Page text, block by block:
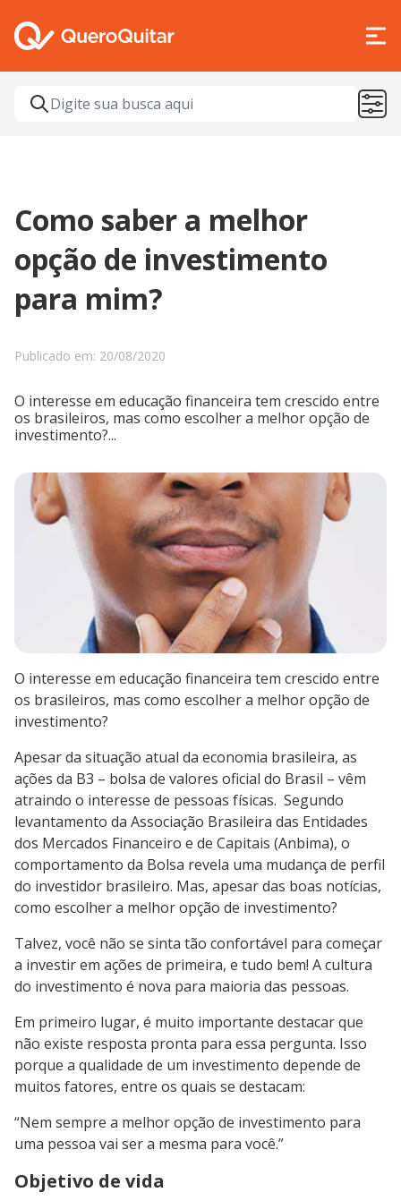
Como saber a melhor
opção de investimento
para mim?
Publicado em: 20/08/2020
O interesse em educação financeira tem crescido entre
os brasileiros, mas como escolher a melhor opção de
investimento?...
O interesse em educação financeira tem crescido entre
os brasileiros, mas como escolher a melhor opção de
investimento?
Apesar da situação atual da economia brasileira, as
ações da B3 – bolsa de valores oficial do Brasil – vêm
atraindo o interesse de pessoas físicas. Segundo
levantamento da Associação Brasileira das Entidades
dos Mercados Financeiro e de Capitais (Anbima), o
comportamento da Bolsa revela uma mudança de perfil
do investidor brasileiro. Mas, apesar das boas notícias,
como escolher a melhor opção de investimento?
Talvez, você não se sinta tão confortável para começar
a investir em ações de primeira, e tudo bem! A cultura
do investimento é nova para maioria das pessoas.
Em primeiro lugar, é muito importante destacar que
não existe resposta pronta para essa pergunta. Isso
porque a qualidade de um investimento depende de
muitos fatores, entre os quais se destacam:
“Nem sempre a melhor opção de investimento para
uma pessoa vai ser a mesma para você.”
Objetivo de vida